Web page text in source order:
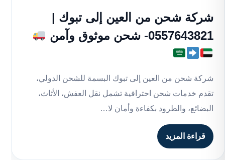
شركة شحن من العين إلى تبوك |
0557643821- شحن موثوق وآمن
شركة شحن من العين إلى تبوك البسمة للشحن الدولي،
تقدم خدمات شحن احترافية تشمل نقل العفش، الأثاث،
البضائع، والطرود بكفاءة وأمان لا…
قراءة المزيد